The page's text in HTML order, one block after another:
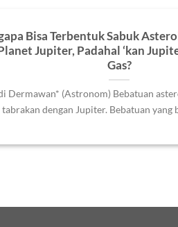
Bisa Terbentuk Sabuk
Jupiter, Padahal ‘kan
Gas?
Dermawan* (Astronom) Bebatuan
tabrakan dengan Jupiter. Bebatuan yang